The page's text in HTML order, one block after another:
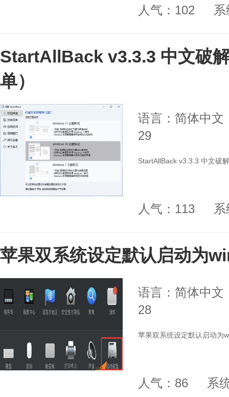
人气：102
StartAllBack v3.3.3 中文破
单）
语言：简体中文
29
StartAllBack v3.3.3 中文破
人气：113
苹果双系统设定默认启动为
语言：简体中文
28
苹果双系统设定默认启动为
人气：86 系